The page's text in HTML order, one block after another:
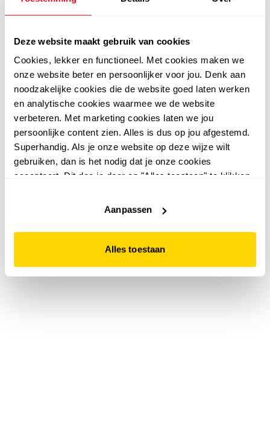
Deze website maakt gebruik van cookies
Cookies, lekker en functioneel. Met cookies maken we
onze website beter en persoonlijker voor jou. Denk aan
noodzakelijke cookies die de website goed laten werken
en analytische cookies waarmee we de website
verbeteren. Met marketing cookies laten we jou
persoonlijke content zien. Alles is dus op jou afgestemd.
Superhandig. Als je onze website op deze wijze wilt
gebruiken, dan is het nodig dat je onze cookies
accepteert. Dit doe je door op "Alles toestaan" te klikken.
website niet optimaal functioneert.
Aanpassen
Alles toestaan